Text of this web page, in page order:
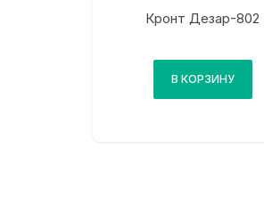
Кронт Дезар-802
В КОРЗИНУ